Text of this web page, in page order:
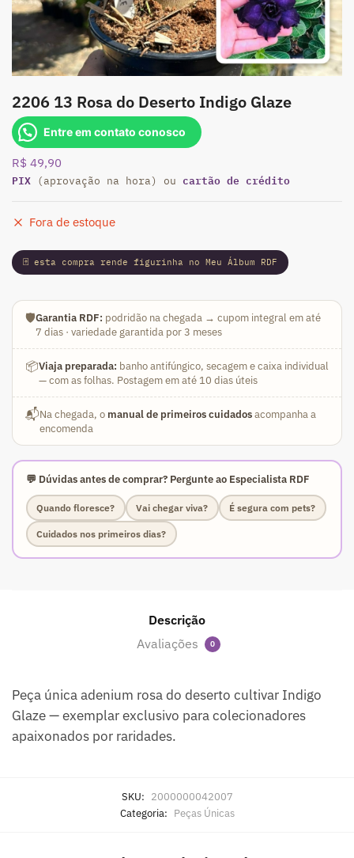
2206 13 Rosa do Deserto Indigo Glaze
Entre em contato conosco
R$ 49,90
PIX (aprovação na hora) ou cartão de crédito
Fora de estoque
🃏 esta compra rende figurinha no Meu Álbum RDF
🛡️Garantia RDF: podridão na chegada → cupom integral em até
7 dias · variedade garantida por 3 meses
📦Viaja preparada: banho antifúngico, secagem e caixa individual
— com as folhas. Postagem em até 10 dias úteis
📬Na chegada, o manual de primeiros cuidadosacompanha a
encomenda
💬 Dúvidas antes de comprar? Pergunte ao Especialista RDF
Quando floresce? Vai chegar viva? É segura com pets?
Cuidados nos primeiros dias?
Descrição
Avaliações
0
Peça única adenium rosa do deserto cultivar Indigo
Glaze — exemplar exclusivo para colecionadores
apaixonados por raridades.
SKU: 2000000042007
Categoria: Peças Únicas